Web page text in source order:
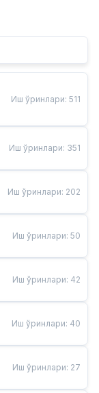
Иш ўринлари: 511
Иш ўринлари: 351
Иш ўринлари: 202
Иш ўринлари: 50
Иш ўринлари: 42
Иш ўринлари: 40
Иш ўринлари: 27